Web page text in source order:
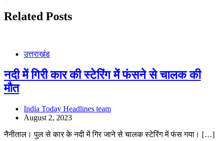
Related Posts
उत्तराखंड
नदी में गिरी कार की स्टेरिंग में फंसने से चालक की
मौत
India Today Headlines team
August 2, 2023
नैनीताल। पुल से कार के नदी में गिर जाने से चालक स्टेरिंग में फंस गया। […]